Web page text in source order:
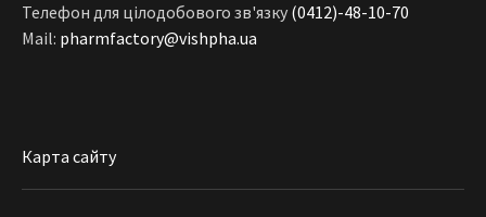
Телефон для цілодобового зв'язку (0412)-48-10-70
Mail: pharmfactory@vishpha.ua
Карта сайту